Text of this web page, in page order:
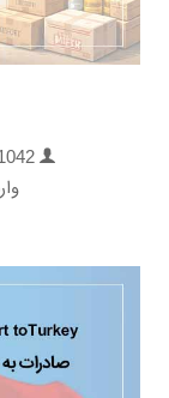
mirsaberi mahdi